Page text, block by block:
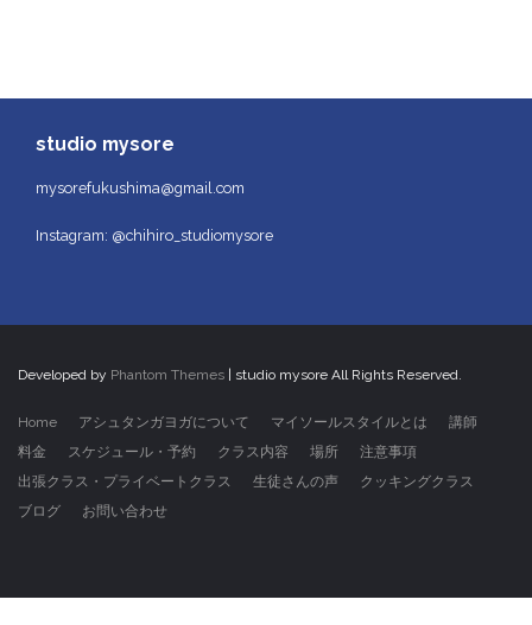
studio mysore
mysorefukushima@gmail.com
Instagram: @chihiro_studiomysore
Developed by Phantom Themes | studio mysore All Rights Reserved.
Home アシュタンガヨガについて マイソールスタイルとは
講師
料金
スケジュール・予約 クラス内容 場所
注意事項
出張クラス・プライベートクラス
生徒さんの声
クッキングクラス
ブログ
お問い合わせ